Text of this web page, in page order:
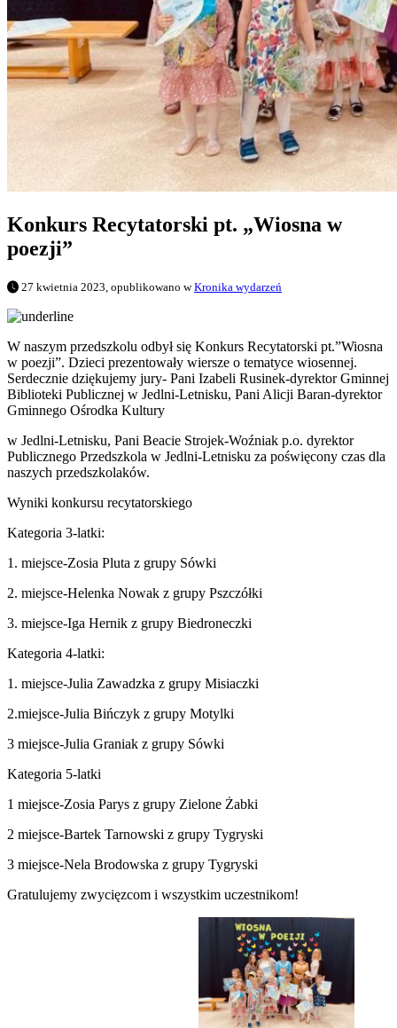
Konkurs Recytatorski pt. „Wiosna w
poezji”
27 kwietnia 2023, opublikowano wKronika wydarzeń
W naszym przedszkolu odbył się Konkurs Recytatorski pt.”Wiosna
w poezji”. Dzieci prezentowały wiersze o tematyce wiosennej.
Serdecznie dziękujemy jury- Pani Izabeli Rusinek-dyrektor Gminnej
Biblioteki Publicznej w Jedlni-Letnisku, Pani Alicji Baran-dyrektor
Gminnego Ośrodka Kultury
w Jedlni-Letnisku, Pani Beacie Strojek-Woźniak p.o. dyrektor
Publicznego Przedszkola w Jedlni-Letnisku za poświęcony czas dla
naszych przedszkolaków.
Wyniki konkursu recytatorskiego
Kategoria 3-latki:
1. miejsce-Zosia Pluta z grupy Sówki
2. miejsce-Helenka Nowak z grupy Pszczółki
3. miejsce-Iga Hernik z grupy Biedroneczki
Kategoria 4-latki:
1. miejsce-Julia Zawadzka z grupy Misiaczki
2.miejsce-Julia Bińczyk z grupy Motylki
3 miejsce-Julia Graniak z grupy Sówki
Kategoria 5-latki
1 miejsce-Zosia Parys z grupy Zielone Żabki
2 miejsce-Bartek Tarnowski z grupy Tygryski
3 miejsce-Nela Brodowska z grupy Tygryski
Gratulujemy zwycięzcom i wszystkim uczestnikom!